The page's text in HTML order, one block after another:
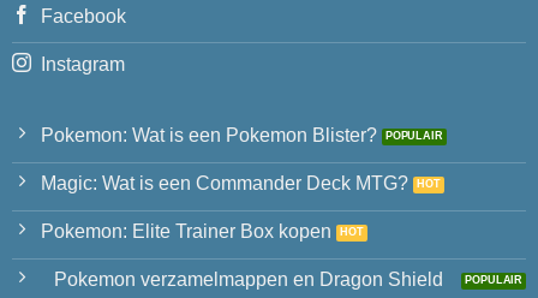
Facebook
Instagram
Pokemon: Wat is een Pokemon Blister?
Magic: Wat is een Commander Deck MTG?
Pokemon: Elite Trainer Box kopen
Pokemon verzamelmappen en Dragon Shield